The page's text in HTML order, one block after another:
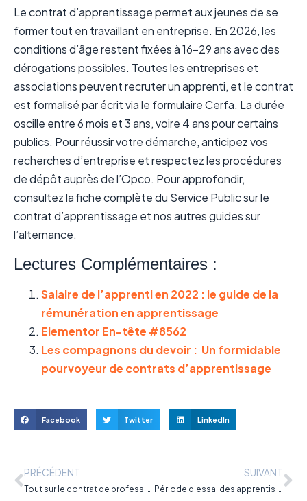
Le contrat d’apprentissage permet aux jeunes de se
former tout en travaillant en entreprise. En 2026, les
conditions d’âge restent fixées à 16–29 ans avec des
dérogations possibles. Toutes les entreprises et
associations peuvent recruter un apprenti, et le contrat
est formalisé par écrit via le formulaire Cerfa. La durée
oscille entre 6 mois et 3 ans, voire 4 ans pour certains
publics. Pour réussir votre démarche, anticipez vos
recherches d’entreprise et respectez les procédures
de dépôt auprès de l’Opco. Pour approfondir,
consultez la fiche complète du Service Public sur le
contrat d’apprentissage et nos autres guides sur
l’alternance.
Lectures Complémentaires :
Salaire de l’apprenti en 2022 : le guide de la
rémunération en apprentissage
Elementor En-tête #8562
Les compagnons du devoir : Un formidable
pourvoyeur de contrats d’apprentissage
Facebook Twitter LinkedIn
PRÉCÉDENT
Tout sur le contrat de professionnalisation
SUIVANT
Période d’essai des apprentis en alternance : changement de la durée et du mode de calcul